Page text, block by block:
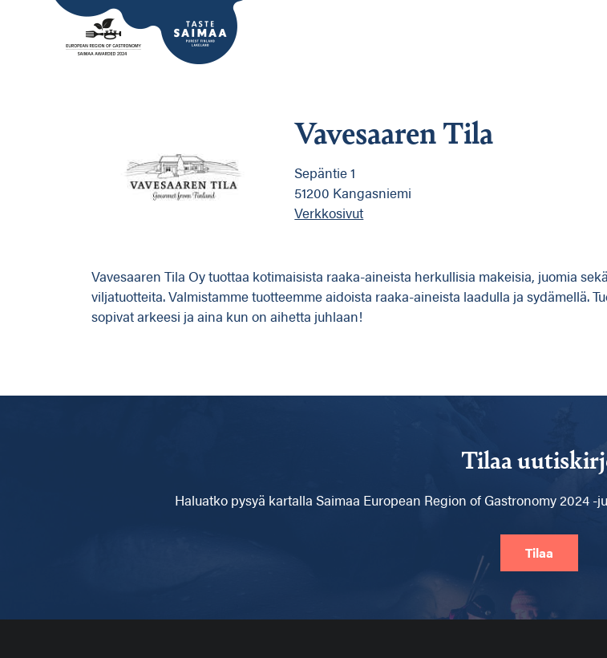
Vavesaaren Tila
Sepäntie 1
51200 Kangasniemi
Verkkosivut
Vavesaaren Tila Oy tuottaa kotimaisista raaka-aineista herkullisia makeisia, juomia sekä
viljatuotteita. Valmistamme tuotteemme aidoista raaka-aineista laadulla ja sydämellä.
sopivat arkeesi ja aina kun on aihetta juhlaan!
Tilaa
Haluatko pysyä kartalla Saimaa European Region of Gastronomy 2024
Tilaa